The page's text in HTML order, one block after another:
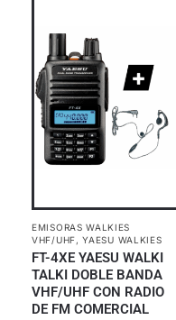
EMISORAS WALKIES
VHF/UHF,YAESU WALKIES
FT-4XE YAESU WALKI
TALKI DOBLE BANDA
VHF/UHF CON RADIO
DE FM COMERCIAL